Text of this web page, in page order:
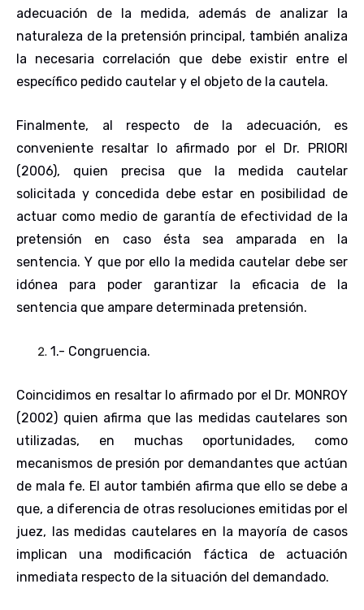
adecuación de la medida, además de analizar la
naturaleza de la pretensión principal, también analiza
la necesaria correlación que debe existir entre el
específico pedido cautelar y el objeto de la cautela.
Finalmente, al respecto de la adecuación, es
conveniente resaltar lo afirmado por el Dr. PRIORI
(2006), quien precisa que la medida cautelar
solicitada y concedida debe estar en posibilidad de
actuar como medio de garantía de efectividad de la
pretensión en caso ésta sea amparada en la
sentencia. Y que por ello la medida cautelar debe ser
idónea para poder garantizar la eficacia de la
sentencia que ampare determinada pretensión.
1 .- Congruencia.
Coincidimos en resaltar lo afirmado por el Dr. MONROY
(2002) quien afirma que las medidas cautelares son
utilizadas, en muchas oportunidades, como
mecanismos de presión por demandantes que actúan
de mala fe. El autor también afirma que ello se debe a
que, a diferencia de otras resoluciones emitidas por el
juez, las medidas cautelares en la mayoría de casos
implican una modificación fáctica de actuación
inmediata respecto de la situación del demandado.